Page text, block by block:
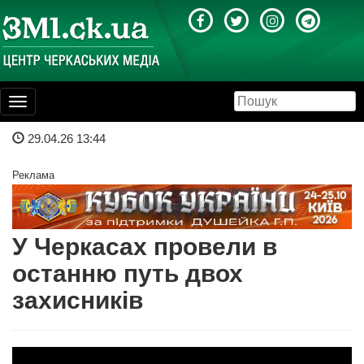
Toggle
navigation
29.04.26 13:44
Реклама
У Черкасах провели в
останню путь двох
захисників